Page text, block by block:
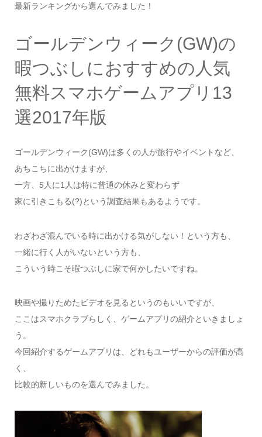
最新ランキングから選んでみました！
ゴールデンウィーク(GW)の
暇つぶしにおすすめの人気
無料スマホゲームアプリ13
選2017年版
ゴールデンウィーク(GW)は多くの人が旅行やイベントなど、
あちこちに出かけますが、
一方、5人に1人は特に普通の休みと変わらず
家に引きこもる(?)という調査結果もあるようです。
わざわざ混んでいる時に出かける気がしない！という方も、
一緒に行く人がいないという方も、
こういう時こそ暇つぶしに家で何かしたいですね。
映画や撮りためたビデオを見るというのもいいですが、
ここはスマホクラブらしく、ゲームアプリの紹介といきましょ
う。
今回紹介するゲームアプリは、どれもユーザーからの評価が高
く、
比較的新しいものを選んでみました。